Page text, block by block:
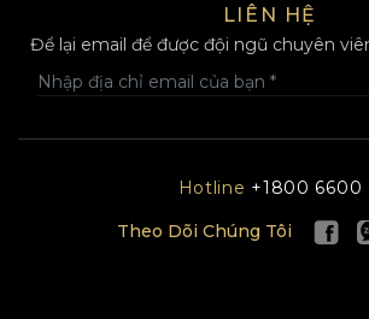
LIÊN HỆ
Để lại email để được đội ngũ chuyên
Hotline +1800 6600
Theo Dõi Chúng Tôi